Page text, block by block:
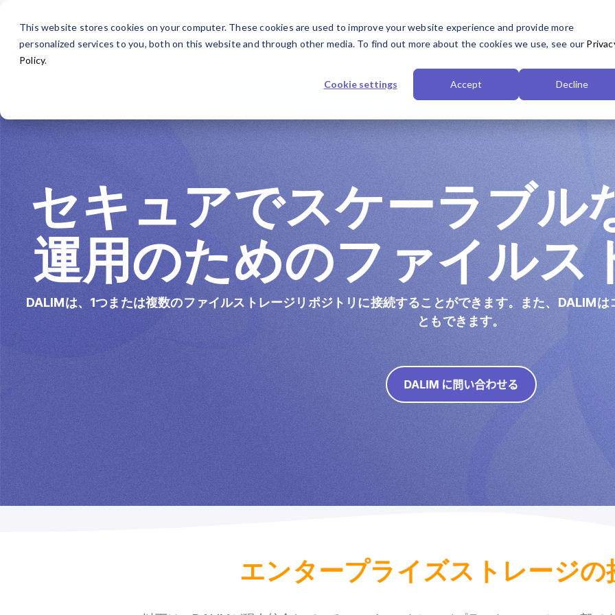
This website stores cookies on your computer. These cookies are used to improve your website experience and provide more
personalized services to you, both on this website and through other media. To find out more about the cookies we use, see our
Policy.
Cookie settings Accept Decline
main
content.
Fusion プラットフォーム
プラットフォーム機能
レビュー＆承認（オンライン校正）
デジタルアセット管理（DAM）
プロジェクト管理
ワークフロー自動化
ファイルチェック＆変換（プリフライ
ト）
PDFLight（無料のPDF圧縮ツール）
プラットフォームサービス
マネージドサービス
プラットフォーム
人工知能（AI）
API
マイクロサービス＆ヘッ
インフラストラクチャ＆
ング
業界
印刷製造
パッケージング
Web-to-Print
商業印刷会社
出版
プリプレス
ダイレクトメール
サービスブランド（保険・金融・規制業
小売ブランド（FMCG）
メーカー ブランド
代理店
フルサービス代理店
パッケージング代理店
ヘルスケア代理店
コーポレートサービス管
写真・映像代理店（撮影
会社情報
Dalim を選ぶ理由?
Dalim 製品ファミリー
リーダーシップ、標準規格＆認証
セキュリティ – ISO 27001
サステナビリティ
お問い合わせ
採用情報
沿革
リソース
お客様向けリソース
Fusion ユーザーガイド パンフレット
ホワイトペーパー
Dalim イベント
Dalim イベント 2026
DSCOVER 2027
ブ
セキュアでスケーラブル
運用のためのファイルス
DALIMは、1つまたは複数のファイルストレージリポジトリに接続することができます。また、DALIM
ともできます。
エンタープライズストレージの